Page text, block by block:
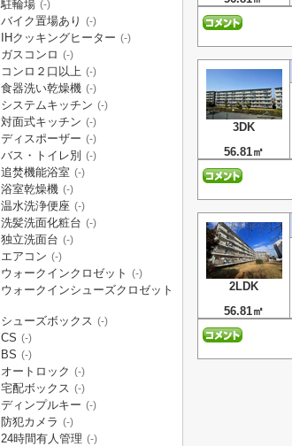
3DK
56.81㎡
2LDK
56.81㎡
駐輪場 (-)
バイク置場あり (-)
IHクッキングヒーター (-)
ガスコンロ (-)
コンロ２口以上 (-)
食器洗い乾燥機 (-)
システムキッチン (-)
対面式キッチン (-)
ディスポーザー (-)
バス・トイレ別 (-)
追焚機能浴室 (-)
浴室乾燥機 (-)
温水洗浄便座 (-)
洗髪洗面化粧台 (-)
独立洗面台 (-)
エアコン (-)
ウォークインクロゼット (-)
ウォークインシューズクロゼット
シューズボックス (-)
CS (-)
BS (-)
オートロック (-)
宅配ボックス (-)
ディンプルキー (-)
防犯カメラ (-)
24時間有人管理 (-)